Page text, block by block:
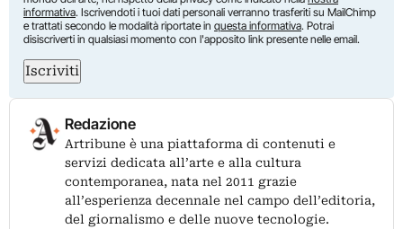
informativa. Iscrivendoti i tuoi dati personali verranno trasferiti su MailChimp
e trattati secondo le modalità riportate in questa informativa. Potrai
disiscriverti in qualsiasi momento con l'apposito link presente nelle email.
Iscriviti
Redazione
Artribune è una piattaforma di contenuti e
servizi dedicata all’arte e alla cultura
contemporanea, nata nel 2011 grazie
all’esperienza decennale nel campo dell’editoria,
del giornalismo e delle nuove tecnologie.